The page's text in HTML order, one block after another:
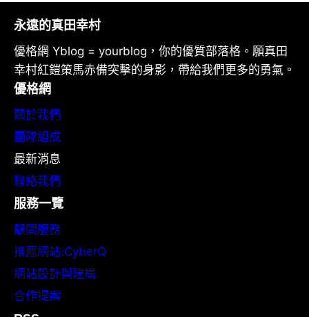
永遠的真田幸村
優格網 Yblog = yourblog，你的優質部落格。願真田
幸村紅鎧策馬赤備突擊的身影，帶給我們更多的勇氣。
優格網
關於我們
團隊組成
最新消息
聯絡我們
服務一覽
顧問服務
推薦網站:CyberQ
網站設計與建構
合作提案